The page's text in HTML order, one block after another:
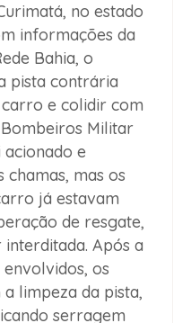
no estado
informações da
Bahia, o
pista contrária
e colidir com
Militar
e
mas os
já estavam
de resgate,
Após a
os
limpeza da pista,
serragem